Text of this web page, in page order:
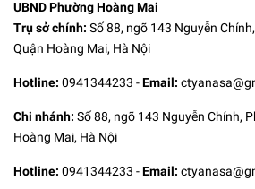
UBND Phường Hoàng Mai
Trụ sở chính: Số 88, ngõ 143 Nguyễn
Quận Hoàng Mai, Hà Nội
Hotline: 0941344233 -Email:
Chi nhánh: Số 88, ngõ 143 Nguyễn Chính,
Hoàng Mai, Hà Nội
Hotline: 0941344233 -Email: